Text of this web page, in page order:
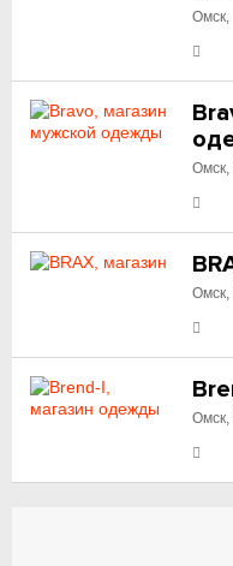
Омск,
Омск,
Омск,
Омск,